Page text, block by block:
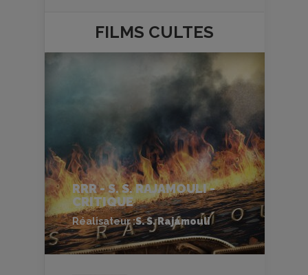
FILMS CULTES
RRR - S. S. RAJAMOULI -
CRITIQUE
Réalisateur :S. S. Rajamouli